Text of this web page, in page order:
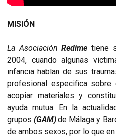
MISIÓN
La Asociación Redimetiene
2004, cuando algunas
infancia hablan de sus
profesional especifica sobre
acopiar materiales y
ayuda mutua. En la
grupos(GAM) de Málaga y
de ambos sexos, por lo que